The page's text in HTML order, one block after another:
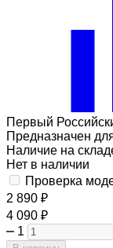
Первый
Предназначен
Наличие на
Нет в наличии
Проверка
2 890 ₽
4 090 ₽
1